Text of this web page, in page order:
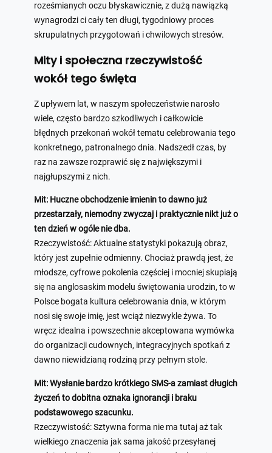
roześmianych oczu błyskawicznie, z dużą nawiązką
wynagrodzi ci cały ten długi, tygodniowy proces
skrupulatnych przygotowań i chwilowych stresów.
Mity i społeczna rzeczywistość
wokół tego święta
Z upływem lat, w naszym społeczeństwie narosło
wiele, często bardzo szkodliwych i całkowicie
błędnych przekonań wokół tematu celebrowania tego
konkretnego, patronalnego dnia. Nadszedł czas, by
raz na zawsze rozprawić się z największymi i
najgłupszymi z nich.
Mit: Huczne obchodzenie imienin to dawno już
przestarzały, niemodny zwyczaj i praktycznie nikt już o
ten dzień w ogóle nie dba.
Rzeczywistość: Aktualne statystyki pokazują obraz,
który jest zupełnie odmienny. Chociaż prawdą jest, że
młodsze, cyfrowe pokolenia częściej i mocniej skupiają
się na anglosaskim modelu świętowania urodzin, to w
Polsce bogata kultura celebrowania dnia, w którym
nosi się swoje imię, jest wciąż niezwykle żywa. To
wręcz idealna i powszechnie akceptowana wymówka
do organizacji cudownych, integracyjnych spotkań z
dawno niewidzianą rodziną przy pełnym stole.
Mit: Wysłanie bardzo krótkiego SMS-a zamiast długich
życzeń to dobitna oznaka ignorancji i braku
podstawowego szacunku.
Rzeczywistość: Sztywna forma nie ma tutaj aż tak
wielkiego znaczenia jak sama jakość przesyłanej